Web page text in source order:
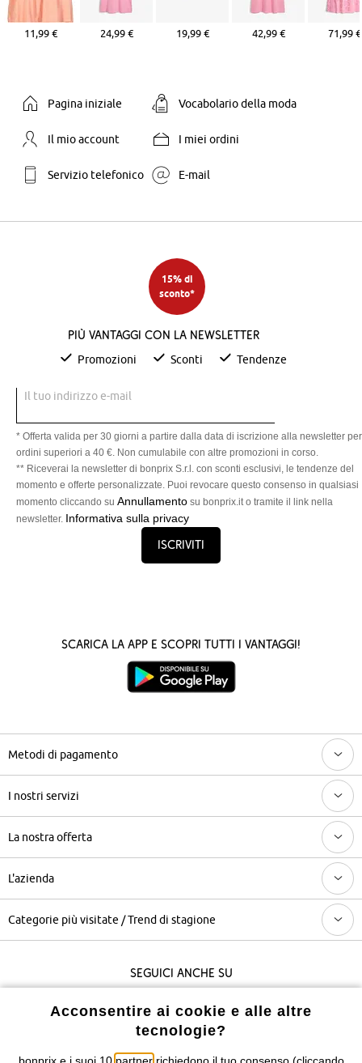
11,99 € 24,99 € 19,99 € 42,99 € 71,99 €
Pagina iniziale Vocabolario della moda
Il mio account I miei ordini
Servizio telefonico E-mail
15% di
sconto*
Più vantaggi con la newsletter
Promozioni Sconti Tendenze
Il tuo indirizzo e-mail
* Offerta valida per 30 giorni a partire dalla data di iscrizione alla newsletter per
ordini superiori a 40 €. Non cumulabile con altre promozioni in corso.
** Riceverai la newsletter di bonprix S.r.l. con sconti esclusivi, le tendenze del
momento e offerte personalizzate. Puoi revocare questo consenso in qualsiasi
momento cliccando su Annullamento su bonprix.it o tramite il link nella
newsletter. Informativa sulla privacy
Iscriviti
Scarica la App e scopri tutti i vantaggi!
Metodi di pagamento
I nostri servizi
La nostra offerta
L'azienda
Categorie più visitate / Trend di stagione
Seguici anche su
I prezzi sono IVA inclusa. Non includonole spese di spedizione e i
costi di servizio.
Acconsentire ai cookie e alle altre
tecnologie?